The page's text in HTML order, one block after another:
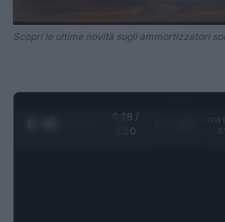
Scopri le ultime novità sugli ammortizzatori
0:29 /
1:20